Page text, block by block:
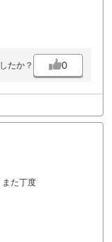
たか？ 0
また丁度